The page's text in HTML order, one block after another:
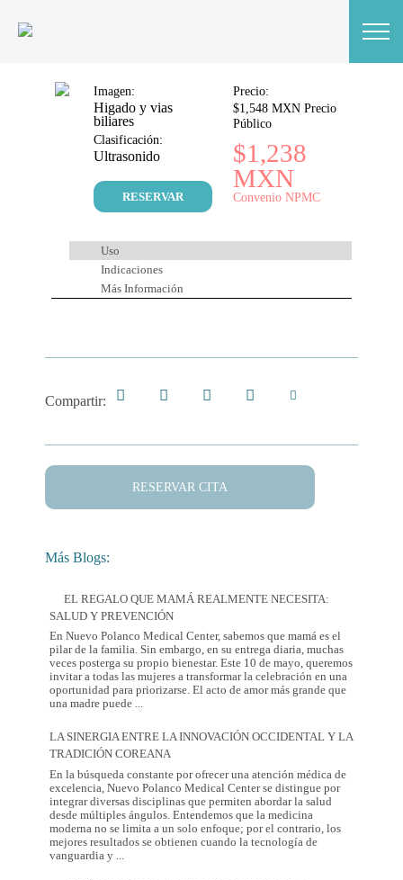
Imagen:
Higado y vias
biliares
Clasificación:
Ultrasonido
RESERVAR
Precio:
$1,548 MXN Precio
Público
$1,238
MXN
Convenio NPMC
Uso
Indicaciones
Más Información
Compartir:
RESERVAR CITA
Más Blogs:
EL REGALO QUE MAMÁ REALMENTE NECESITA:
SALUD Y PREVENCIÓN
En Nuevo Polanco Medical Center, sabemos que mamá es el
pilar de la familia. Sin embargo, en su entrega diaria, muchas
veces posterga su propio bienestar. Este 10 de mayo, queremos
invitar a todas las mujeres a transformar la celebración en una
oportunidad para priorizarse. El acto de amor más grande que
una madre puede ...
que
Mamá
Realmente
Necesita:
Salud
y
Prevención
LA SINERGIA ENTRE LA INNOVACIÓN OCCIDENTAL Y LA
TRADICIÓN COREANA
En la búsqueda constante por ofrecer una atención médica de
excelencia, Nuevo Polanco Medical Center se distingue por
integrar diversas disciplinas que permiten abordar la salud
desde múltiples ángulos. Entendemos que la medicina
moderna no se limita a un solo enfoque; por el contrario, los
mejores resultados se obtienen cuando la tecnología de
vanguardia y